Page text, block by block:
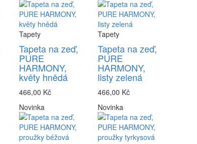
Tapety
Tapeta na zeď,
PURE
HARMONY,
květy hnědá
466,00 Kč
Tapety
Tapeta na zeď,
PURE
HARMONY,
listy zelená
466,00 Kč
Novinka Novinka